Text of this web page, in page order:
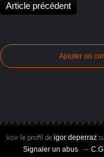
Article précédent
Ajouter un
Voir le profil de igor deperraz
Signaler un abus